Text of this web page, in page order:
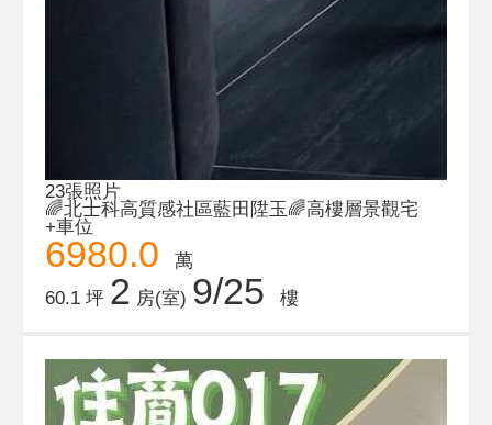
23張照片
🌈北士科高質感社區藍田陞玉🌈高樓層景觀宅
+車位
6980.0
萬
60.1 坪 2 房(室) 9/25 樓